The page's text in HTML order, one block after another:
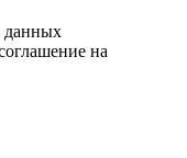
данных
на